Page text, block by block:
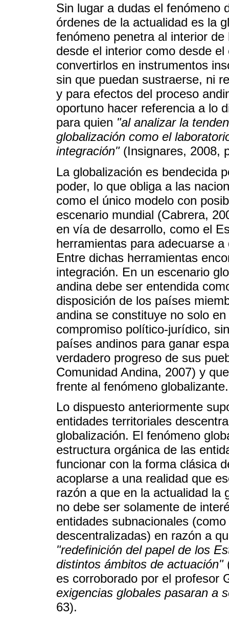
Sin lugar a dudas el fenómeno
órdenes de la actualidad es la
fenómeno penetra al interior
desde el interior como desde
convertirlos en instrumentos
sin que puedan sustraerse, ni
y para efectos del proceso
oportuno hacer referencia a lo
para quien "al analizar la
globalización como el
integración"(Insignares, 2008,
La globalización es bendecida
poder, lo que obliga a las
como el único modelo con
escenario mundial (Cabrera,
en vía de desarrollo, como el
herramientas para adecuarse
Entre dichas herramientas
integración. En un escenario
andina debe ser entendida
disposición de los países
andina se constituye no solo
compromiso político-jurídico,
países andinos para ganar
verdadero progreso de sus
Comunidad Andina, 2007) y
frente al fenómeno globalizante.
Lo dispuesto anteriormente
entidades territoriales
globalización. El fenómeno
estructura orgánica de las
funcionar con la forma clásica
acoplarse a una realidad que
razón a que en la actualidad la
no debe ser solamente de
entidades subnacionales
descentralizadas) en razón a
"redefinición del papel de los
distintos ámbitos de actuación"
es corroborado por el profesor
exigencias globales pasaran a
63).